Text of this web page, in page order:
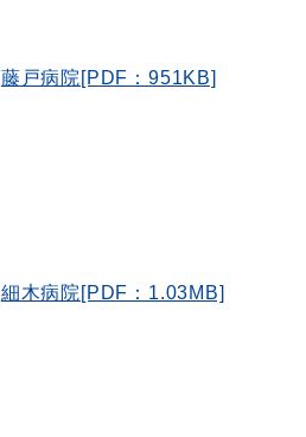
藤戸病院[PDF：951KB]
細木病院[PDF：1.03MB]